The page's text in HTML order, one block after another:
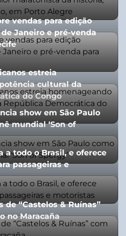
vendas para edição
Janeiro e pré-venda
estreia
cultural da
do Congo
show em São Paulo
mundial ‘Son of
a todo o Brasil, e oferece
passageiras e
de “Castelos & Ruínas”
no Maracaña